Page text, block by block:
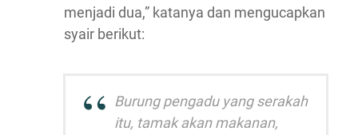
menjadi dua,” katanya dan mengucapkan
syair berikut:
Burung pengadu yang serakah
itu, tamak akan makanan,